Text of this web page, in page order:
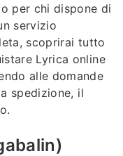
per chi dispone di
servizio
scoprirai tutto
Lyrica online
alle domande
spedizione, il